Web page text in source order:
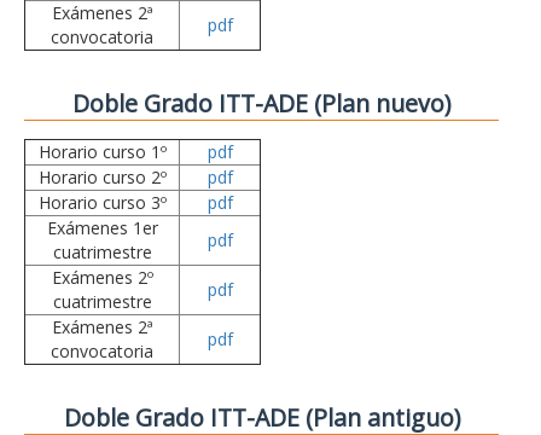
Exámenes 2ª
convocatoria
pdf
Doble Grado ITT-ADE (Plan nuevo)
Horario curso 1º
pdf
Horario curso 2º
pdf
Horario curso 3º
pdf
Exámenes 1er
cuatrimestre
pdf
Exámenes 2º
cuatrimestre
pdf
Exámenes 2ª
convocatoria
pdf
Doble Grado ITT-ADE (Plan antiguo)